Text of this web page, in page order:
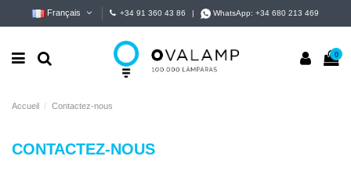
Français +34 91 360 43 86 WhatsApp:+34 680 213 469
0
Accueil Contactez-nous
CONTACTEZ-NOUS